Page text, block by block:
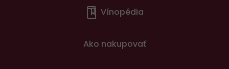
Vínopédia
Ako nakupovať